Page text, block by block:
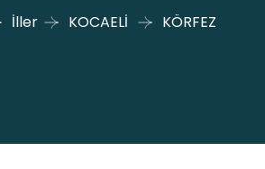
İller KOCAELİ KÖRFEZ